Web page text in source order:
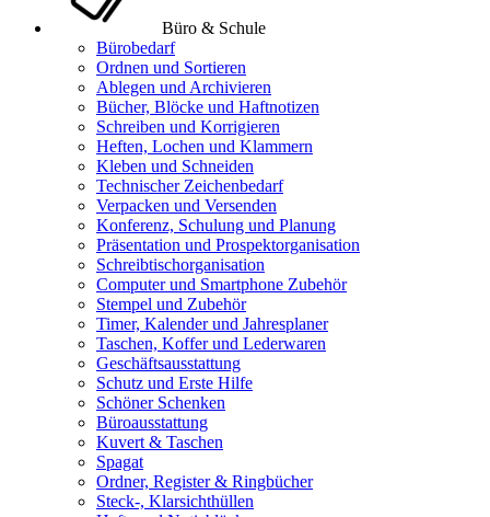
Büro & Schule
Bürobedarf
Ordnen und Sortieren
Ablegen und Archivieren
Bücher, Blöcke und Haftnotizen
Schreiben und Korrigieren
Heften, Lochen und Klammern
Kleben und Schneiden
Technischer Zeichenbedarf
Verpacken und Versenden
Konferenz, Schulung und Planung
Präsentation und Prospektorganisation
Schreibtischorganisation
Computer und Smartphone Zubehör
Stempel und Zubehör
Timer, Kalender und Jahresplaner
Taschen, Koffer und Lederwaren
Geschäftsausstattung
Schutz und Erste Hilfe
Schöner Schenken
Büroausstattung
Kuvert & Taschen
Spagat
Ordner, Register & Ringbücher
Steck-, Klarsichthüllen